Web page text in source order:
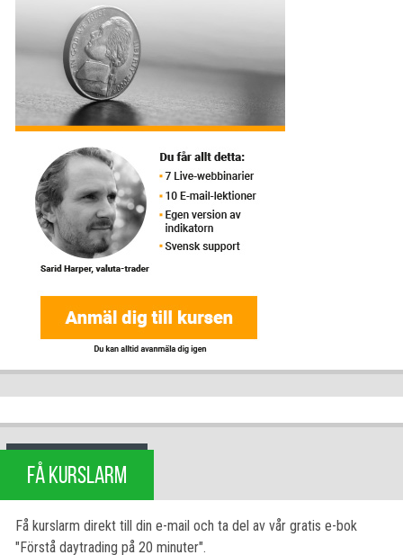
FÅ KURSLARM
Få kurslarm direkt till din e-mail och ta del av vår gratis e-bok
"Förstå daytrading på 20 minuter".